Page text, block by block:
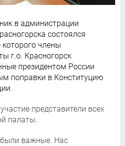
в администрации
состоялся
которого члены
г.о. Красногорск
президентом России
поправки в Конституцию
представители всех
палаты.
были важные. Нас